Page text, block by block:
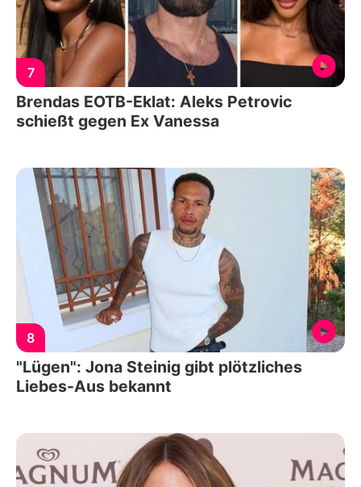
7
Brendas EOTB-Eklat: Aleks Petrovic
schießt gegen Ex Vanessa
8
"Lügen": Jona Steinig gibt plötzliches
Liebes-Aus bekannt